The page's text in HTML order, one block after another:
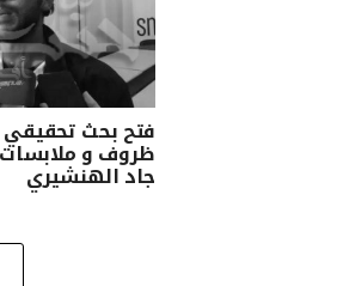
فتح بحث تحقيقي
ظروف و ملابسات
جاد الهنشيري